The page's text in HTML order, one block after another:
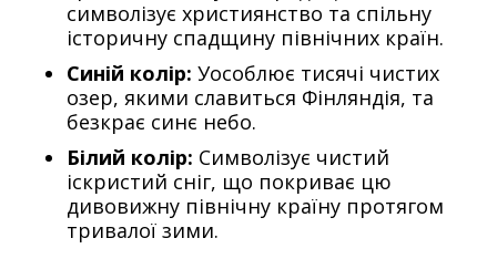
символізує християнство та спільну
історичну спадщину північних країн.
Синій колір: Уособлює тисячі чистих
озер, якими славиться Фінляндія, та
безкрає синє небо.
Білий колір: Символізує чистий
іскристий сніг, що покриває цю
дивовижну північну країну протягом
тривалої зими.